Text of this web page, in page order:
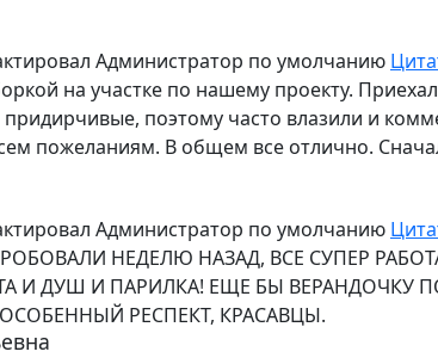
Администратор по умолчанию
на участке по нашему проекту.
поэтому часто влазили и
пожеланиям. В общем все отлично.
Администратор по умолчанию
НЕДЕЛЮ НАЗАД, ВСЕ СУПЕР
И ДУШ И ПАРИЛКА! ЕЩЕ БЫ
РЕСПЕКТ, КРАСАВЦЫ.